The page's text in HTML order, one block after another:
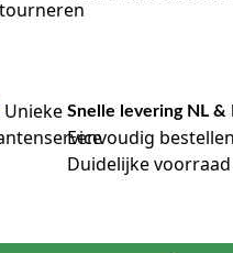
Snelle levering NL &
Eenvoudig
Duidelijke